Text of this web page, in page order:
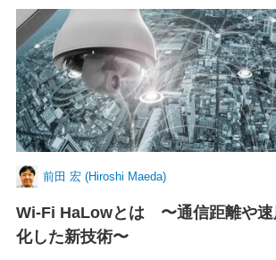
前田 宏 (Hiroshi Maeda)
Wi-Fi HaLowとは 〜通信距離や速
化した新技術〜